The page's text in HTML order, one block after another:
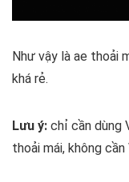
Như vậy là ae thoải
khá rẻ.
Lưu ý: chỉ cần dùng
thoải mái, không